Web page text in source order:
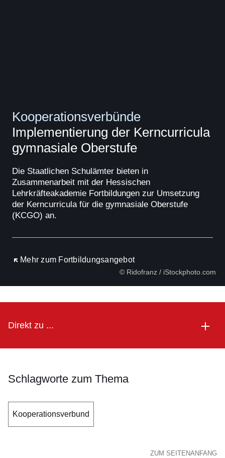
© Ridofranz / iStockphoto.com
Kooperationsverbünde
Implementierung der Kerncurricula
gymnasiale Oberstufe
​​​​​​​Die Staatlichen Schulämter bieten in
Zusammenarbeit mit der Hessischen
Lehrkräfteakademie Fortbildungen zur Umsetzung
der Kerncurricula für die gymnasiale Oberstufe
(KCGO) an.
Mehr zum Fortbildungsangebot
Öffnet sich in einem neuen Fenster
Direkt zu ...
Schlagworte zum Thema
Kooperationsverbund
ZUM SEITENANFANG